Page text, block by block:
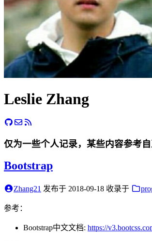
Leslie Zhang
仅为一些个人记录，某些内容参考自
Bootstrap
Zhang21 发布于 2018-09-18 收录于
参考：
Bootstrap中文文档: https://